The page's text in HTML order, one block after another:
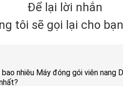
Để lại lời nhắn
tôi sẽ gọi lại cho
bộ phận cấp kiểu và thay đổi khuôn mẫu
xuống khuôn mẫu, tẩy trống lên và xuống